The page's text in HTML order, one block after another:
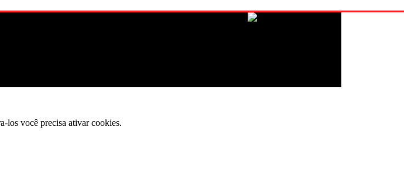
los você precisa ativar cookies.